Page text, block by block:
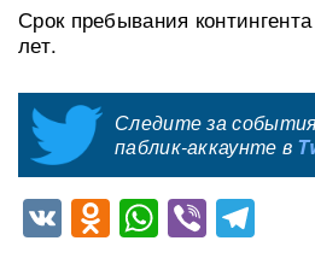
Срок пребывания
лет.
Следите за
паблик-аккаунте в
VK WhatsApp
Viber